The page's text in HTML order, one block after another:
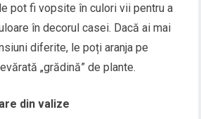
pot fi vopsite în culori vii pentru a
în decorul casei. Dacă ai mai
diferite, le poți aranja pe
„grădină” de plante.
din valize